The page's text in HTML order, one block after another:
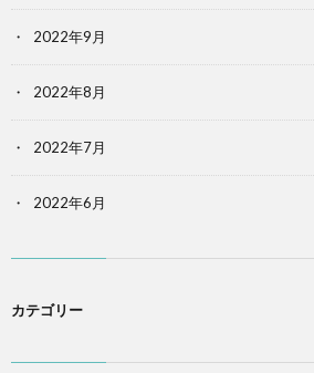
2022年9月
2022年8月
2022年7月
2022年6月
カテゴリー